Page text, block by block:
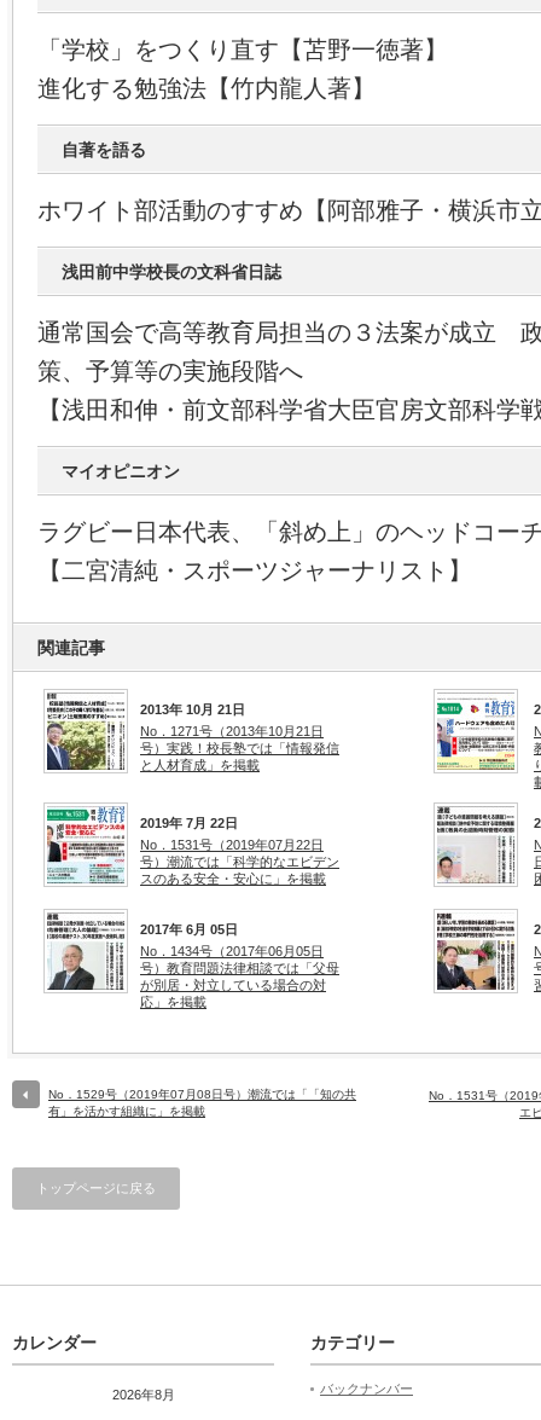
「学校」をつくり直す【苫野一徳著】
進化する勉強法【竹内龍人著】
自著を語る
ホワイト部活動のすすめ【阿部雅子・横浜市
浅田前中学校長の文科省日誌
通常国会で高等教育局担当の３法案が成立
策、予算等の実施段階へ
【浅田和伸・前文部科学省大臣官房文部科学
マイオピニオン
ラグビー日本代表、「斜め上」のヘッドコー
【二宮清純・スポーツジャーナリスト】
関連記事
2013年 10月 21日
No．1271号（2013年10月21日
号）実践！校長塾では「情報発信
と人材育成」を掲載
2019年 7月 22日
No．1531号（2019年07月22日
号）潮流では「科学的なエビデン
スのある安全・安心に」を掲載
2017年 6月 05日
No．1434号（2017年06月05日
号）教育問題法律相談では「父母
が別居・対立している場合の対
応」を掲載
No．1529号（2019年07月08日号）潮流では「「知の共
有」を活かす組織に」を掲載
No．1531号（2019
エ
トップページに戻る
カレンダー
2026年8月
カテゴリー
バックナンバー